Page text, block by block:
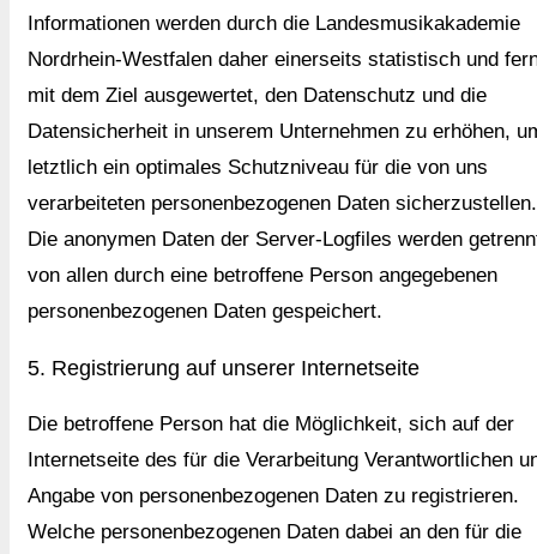
Informationen werden durch die Landesmusikakademie
Nordrhein-Westfalen daher einerseits statistisch und
mit dem Ziel ausgewertet, den Datenschutz und die
Datensicherheit in unserem Unternehmen zu erhöhen,
letztlich ein optimales Schutzniveau für die von uns
verarbeiteten personenbezogenen Daten sicherzustellen.
Die anonymen Daten der Server-Logfiles werden
von allen durch eine betroffene Person angegebenen
personenbezogenen Daten gespeichert.
5. Registrierung auf unserer Internetseite
Die betroffene Person hat die Möglichkeit, sich auf der
Internetseite des für die Verarbeitung Verantwortlichen
Angabe von personenbezogenen Daten zu registrieren.
Welche personenbezogenen Daten dabei an den für die